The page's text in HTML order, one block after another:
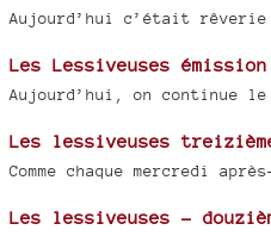
Aujourd’hui c’était rêverie
Les Lessiveuses
Aujourd’hui, on continue le
Les lessiveuses
Comme chaque mercredi
Les lessiveuses -